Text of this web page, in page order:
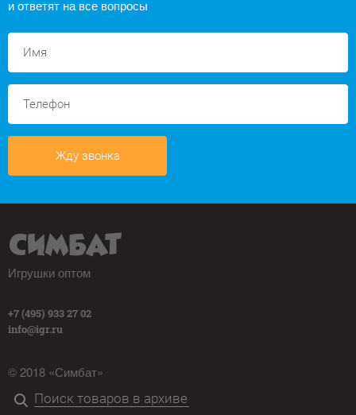
и ответят на все вопросы
Жду звонка
Игрушки оптом
+7 (495) 933 27 02
info@igr.ru
© 2018 «Симбат»